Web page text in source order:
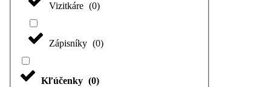
Vizitkáre (0)
Zápisníky (0)
Kľúčenky (0)